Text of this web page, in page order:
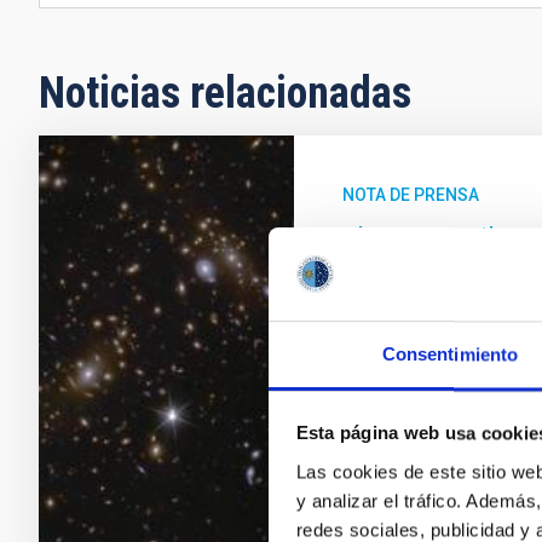
Consentimiento
Esta página web usa
Las cookies de este sitio
y analizar el tráfico.
redes sociales, publicidad y
Noticias relacionadas
NOTA DE PRENSA
El IAC
El Consorcio Euclid
basados en las
Los resultados
cósmica, la
estudios sobre la
numerosas galaxias
nuevos objetos